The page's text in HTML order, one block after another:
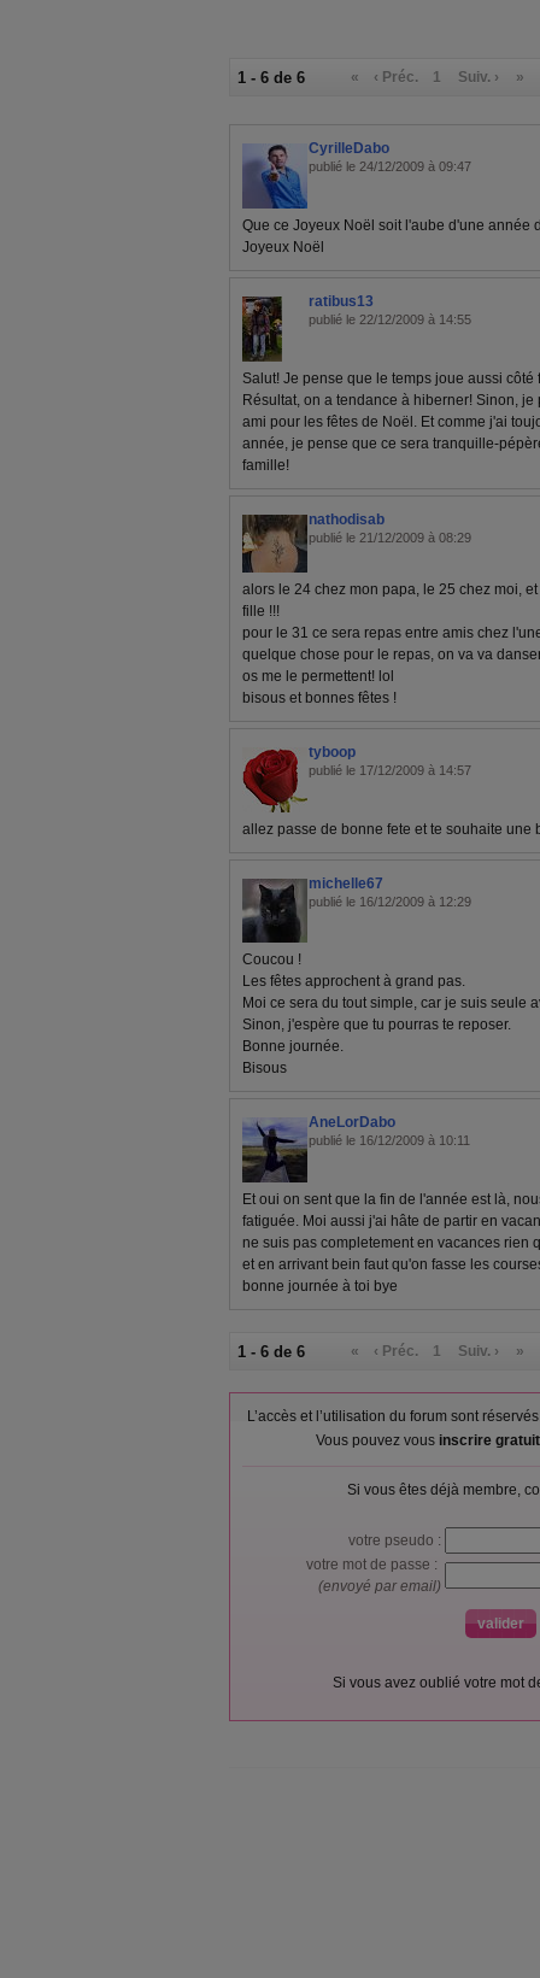
1 - 6 de 6 « ‹ Préc. 1 Suiv. › »
CyrilleDabo
publié le 24/12/2009 à 09:47
Que ce Joyeux Noël soit l'aube d'une année
Joyeux Noël
ratibus13
publié le 22/12/2009 à 14:55
Salut! Je pense que le temps joue aussi
Résultat, on a tendance à hiberner! Sinon,
ami pour les fêtes de Noël. Et comme j'ai
année, je pense que ce sera tranquille-
famille!
nathodisab
publié le 21/12/2009 à 08:29
alors le 24 chez mon papa, le 25 chez moi,
fille !!!
pour le 31 ce sera repas entre amis chez
quelque chose pour le repas, on va va
os me le permettent! lol
bisous et bonnes fêtes !
tyboop
publié le 17/12/2009 à 14:57
allez passe de bonne fete et te souhaite une
michelle67
publié le 16/12/2009 à 12:29
Coucou !
Les fêtes approchent à grand pas.
Moi ce sera du tout simple, car je suis seule
Sinon, j'espère que tu pourras te reposer.
Bonne journée.
Bisous
AneLorDabo
publié le 16/12/2009 à 10:11
Et oui on sent que la fin de l'année est là,
fatiguée. Moi aussi j'ai hâte de partir en
ne suis pas completement en vacances rien
et en arrivant bein faut qu'on fasse les
bonne journée à toi bye
1 - 6 de 6 « ‹ Préc. 1 Suiv. › »
L’accès et l’utilisation du forum sont
Vous pouvez vous inscrire
Si vous êtes déjà membre,
votre pseudo :
votre mot de passe :
(envoyé par email)
Si vous avez oublié votre mot